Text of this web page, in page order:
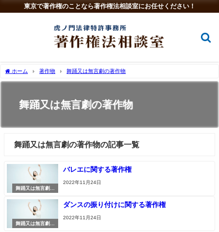
東京で著作権のことなら著作権法相談室にお任せください！
ホーム 著作物 舞踊又は無言劇の著作物
舞踊又は無言劇の著作物
舞踊又は無言劇の著作物の記事一覧
舞踊又は無言劇の
バレエに関する著作権
2022年11月24日
舞踊又は無言劇の
ダンスの振り付けに関する著作権
2022年11月24日